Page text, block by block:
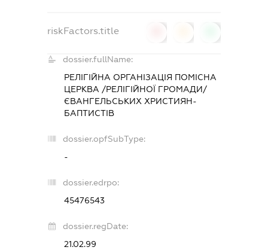
riskFactors.title
dossier.fullName:
РЕЛІГІЙНА ОРГАНІЗАЦІЯ ПОМІСНА
ЦЕРКВА /РЕЛІГІЙНОЇ ГРОМАДИ/
ЄВАНГЕЛЬСЬКИХ ХРИСТИЯН-
БАПТИСТІВ
dossier.opfSubType:
-
dossier.edrpo:
45476543
dossier.regDate:
21.02.99